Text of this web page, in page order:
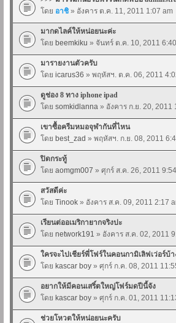
โดย อาชิ » อังคาร ต.ค. 11, 2011 1:07 am
มากดไลค์ให้หน่อยนะค่ะ
โดย beemkiku » จันทร์ ต.ค. 10, 2011
มารายงานตัวครับ
โดย icarus36 » พฤหัสฯ. ต.ค. 06, 2011
ดูช่อง 8 ทาง iphone ipad
โดย somkidlanna » อังคาร ก.ย. 20, 2011
เขาซื้อครีมหมอจุฬากันที่ไหน
โดย best_zad » พฤหัสฯ. ก.ย. 08, 2011
ปิดกระทู้
โดย aomgm007 » ศุกร์ ส.ค. 26, 2011
สวัสดีค่ะ
โดย Tinook » อังคาร ส.ค. 09, 2011 2:17
เรียนต่ออเมริกายากจริงปะ
โดย network191 » อังคาร ส.ค. 02, 2011
ใครจะไปเชียร์พี่โฟร์ในคอนกามิเลิฟเว่อร์บ้
โดย kascar boy » ศุกร์ ก.ค. 08, 2011
อยากให้มีคอนเสริ์ตใหญ่โฟร์มดปีนี้จัง
โดย kascar boy » ศุกร์ ก.ค. 01, 2011
ช่วยโหวตให้หน่อยนะครับ